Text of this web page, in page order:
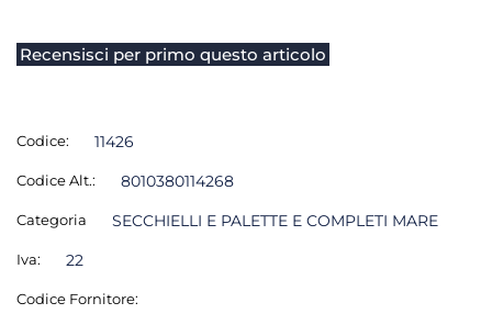
Recensisci per primo questo articolo
Codice: 11426
Codice Alt.: 8010380114268
Categoria SECCHIELLI E PALETTE E COMPLETI MARE
Iva: 22
Codice Fornitore: